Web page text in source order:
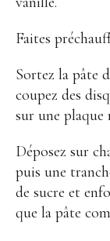
Faites
Sortez la pâte
coupez des
sur une plaque
Déposez sur
puis une
de sucre et
que la pâte